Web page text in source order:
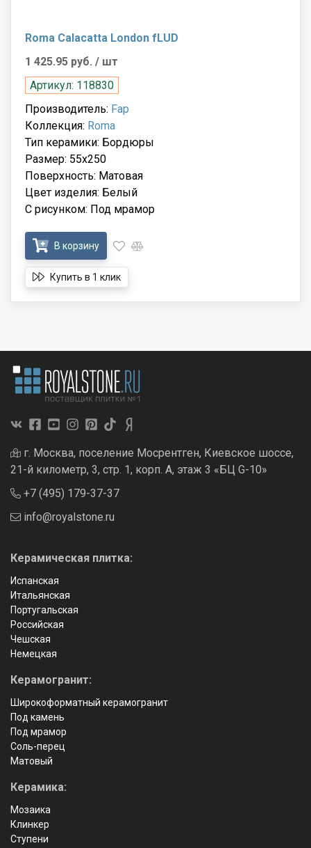
Roma Calacatta London fLUD
1 425.95 руб. / шт
Артикул: 118830
Производитель: Fap
Коллекция: Roma
Тип керамики: Бордюры
Размер: 55x250
Поверхность: Матовая
Цвет изделия: Белый
С рисунком: Под мрамор
В корзину
Купить в 1 клик
г. Москва, поселение Мосрентген, Киевское шоссе,
21-й километр, 3, стр. 1, корп. А, этаж 3 «БЦ G-10»
+7 (495) 179-37-37
info@royalstone.ru
Керамическая плитка:
Испанская
Итальянская
Португальская
Российская
Чешская
Немецкая
Керамогранит:
Широкоформатный керамогранит
Под камень
Под мрамор
Соль-перец
Матовый
Керамика:
Мозаика
Клинкер
Ступени